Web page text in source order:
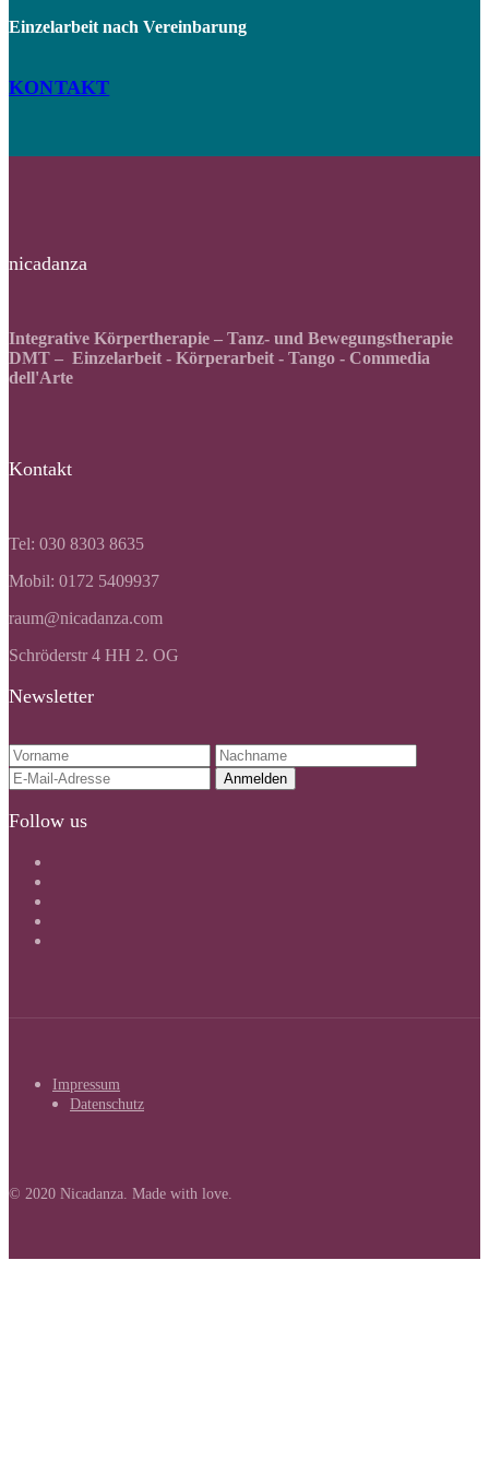
Einzelarbeit nach Vereinbarung
KONTAKT
nicadanza
Integrative Körpertherapie – Tanz- und Bewegungstherapie
DMT – Einzelarbeit - Körperarbeit - Tango - Commedia
dell'Arte
Kontakt
Tel: 030 8303 8635
Mobil: 0172 5409937
raum@nicadanza.com
Schröderstr 4 HH 2. OG
Newsletter
Follow us
Impressum
Datenschutz
© 2020 Nicadanza. Made with love.